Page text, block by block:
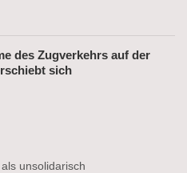
des Zugverkehrs auf der
sich
unsolidarisch